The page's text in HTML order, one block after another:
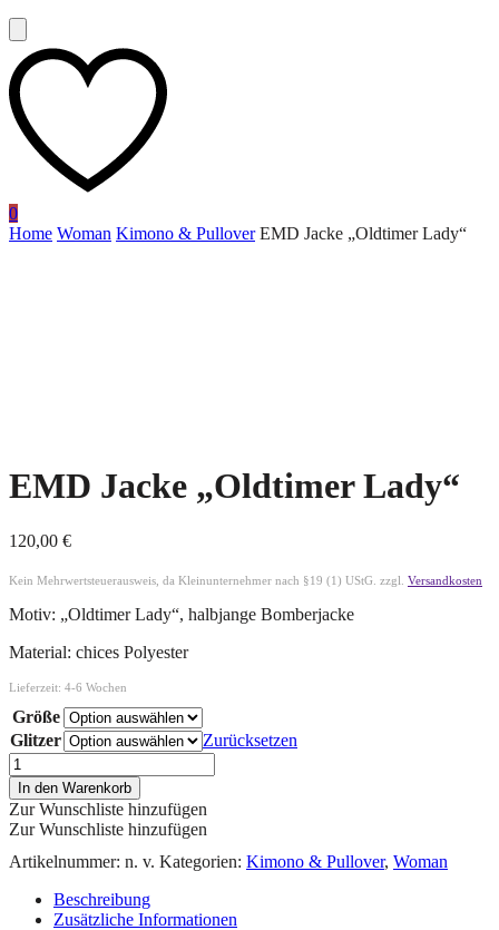
0
Home Woman Kimono & Pullover EMD Jacke „Oldtimer Lady“
EMD Jacke „Oldtimer Lady“
120,00 €
Kein Mehrwertsteuerausweis, da Kleinunternehmer nach §19 (1) UStG. zzgl. Versandkosten
Motiv: „Oldtimer Lady“, halbjange Bomberjacke
Material: chices Polyester
Lieferzeit: 4-6 Wochen
Größe
Glitzer
Zurücksetzen
In den Warenkorb
Zur Wunschliste hinzufügen
Zur Wunschliste hinzufügen
Artikelnummer: n. v. Kategorien: Kimono & Pullover, Woman
Beschreibung
Zusätzliche Informationen